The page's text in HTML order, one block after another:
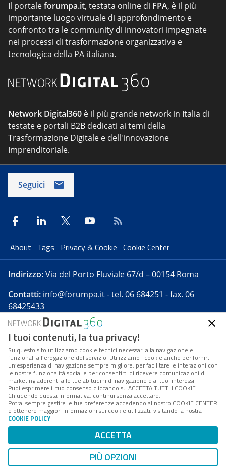
Il portaleforumpa.it, testata online di FPA, è il più
importante luogo virtuale di approfondimento e
confronto tra le community di innovatori impegnate
nei processi di trasformazione organizzativa e
tecnologica della PA italiana.
Network Digital360 è il più grande network in Italia di
testate e portali B2B dedicati ai temi della
Trasformazione Digitale e dell'innovazione
Imprenditoriale.
Seguici
About Tags Privacy & Cookie Cookie Center
Indirizzo:Via del Porto Fluviale 67/d – 00154 Roma
Contatti: info@forumpa.it- tel. 06 684251 - fax. 06
68425433
Forumpa.itè una pubblicazione telematica iscritta
presso Registro della stampa del Tribunale di Roma -
Reg. n. 182 del 2 maggio 2008 - Direttore resp. Michela
Stentella
FPA s.r.l. è società soggetta a Direzione e
Coordinamento da parte di Digital360 S.p.A. - FPA s.r.l.
è un'azienda certificata per il sistema di management
Codice Fiscale/Partita IVA n. 10693191008 - R.E.A. Roma
n. 1249791. ISP AWS
Mappa del sito
I tuoi contenuti, la tua privacy!
Su questo sito utilizziamo cookie tecnici necessari alla navigazione e
funzionali all’erogazione del servizio. Utilizziamo i cookie anche per fornirti
un’esperienza di navigazione sempre migliore, per facilitare le interazioni con
le nostre funzionalità social e per consentirti di ricevere comunicazioni di
marketing aderenti alle tue abitudini di navigazione e ai tuoi interessi.
Puoi esprimere il tuo consenso cliccando su ACCETTA TUTTI I COOKIE.
Chiudendo questa informativa, continui senza accettare.
Potrai sempre gestire le tue preferenze accedendo al nostro COOKIE CENTER
e ottenere maggiori informazioni sui cookie utilizzati, visitando la nostra
COOKIE POLICY.
ACCETTA
PIÙ OPZIONI